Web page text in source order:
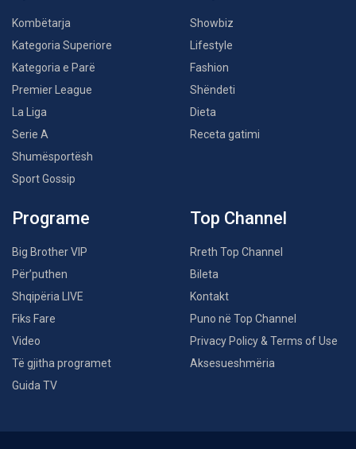
Kombëtarja
Kategoria Superiore
Kategoria e Parë
Premier League
La Liga
Serie A
Shumësportësh
Sport Gossip
Showbiz
Lifestyle
Fashion
Shëndeti
Dieta
Receta gatimi
Programe
Big Brother VIP
Për’puthen
Shqipëria LIVE
Fiks Fare
Video
Të gjitha programet
Guida TV
Top Channel
Rreth Top Channel
Bileta
Kontakt
Puno në Top Channel
Privacy Policy & Terms of Use
Aksesueshmëria